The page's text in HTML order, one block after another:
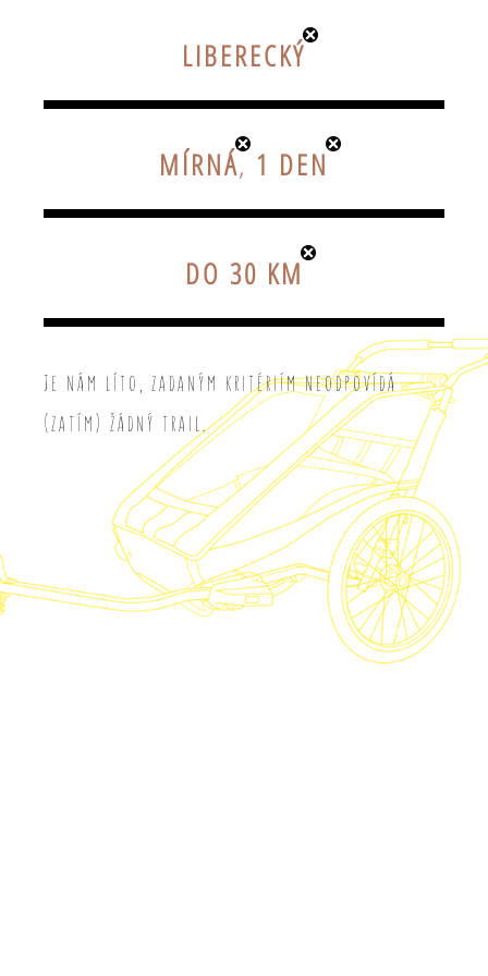
LIBERECKÝ
MÍRNÁ, 1 DEN
DO 30 KM
Je nám líto, zadaným kritériím neodpovídá
(zatím) žádný trail.